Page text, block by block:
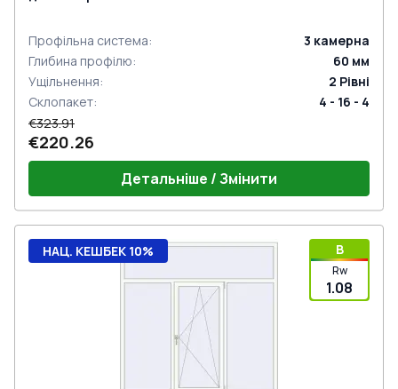
Профільна система: 3 камерна
Глибина профілю: 60 мм
Ущільнення: 2 Рівні
Склопакет:
4 - 16 - 4
€323.91
€220.26
Детальніше / Змінити
B
Rw
1.08
НАЦ. КЕШБЕК 10%